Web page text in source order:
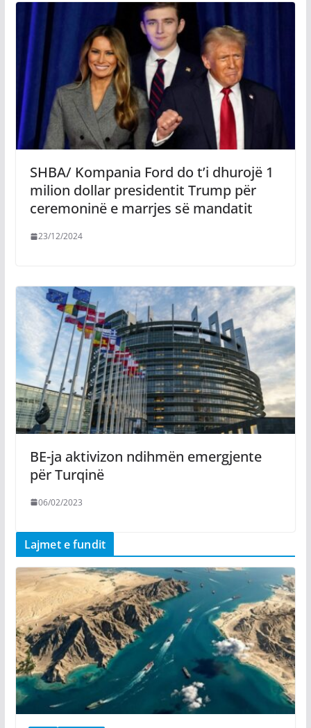
SHBA/ Kompania Ford do t’i dhurojë 1
milion dollar presidentit Trump për
ceremoninë e marrjes së mandatit
23/12/2024
BE-ja aktivizon ndihmën emergjente
për Turqinë
06/02/2023
Lajmet e fundit